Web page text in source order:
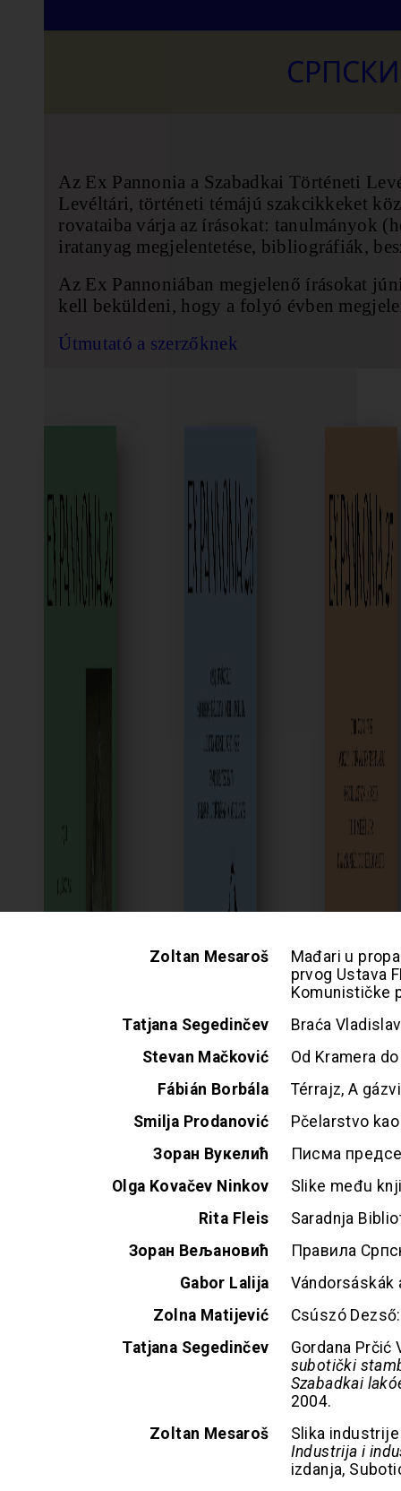
СРПСКИ
Az Ex Pannonia a Szabadkai Történeti
Levéltári, történeti témájú szakcikkeket
rovataiba várja az írásokat: tanulmányok
iratanyag megjelentetése, bibliográfiák,
Az Ex Pannoniában megjelenő írásokat
kell beküldeni, hogy a folyó évben
Útmutató a szerzőknek
Zoltan Mesaroš
Mađari u
prvog Ustava
Komunističke
Tatjana Segedinčev
Braća
Stevan Mačković
Od Kramera
Fábián Borbála
Térrajz, A
Smilja Prodanović
Pčelarstvo
Зоран Вукелић
Писма
Olga Kovačev Ninkov
Slike među
Rita Fleis
Saradnja
Зоран Вељановић
Правила
Gabor Lalija
Vándorsáskák
Zolna Matijević
Csúszó
Tatjana Segedinčev
Gordana Prčić
subotički
Szabadkai
2004.
Zoltan Mesaroš
Slika
Industrija i
izdanja,